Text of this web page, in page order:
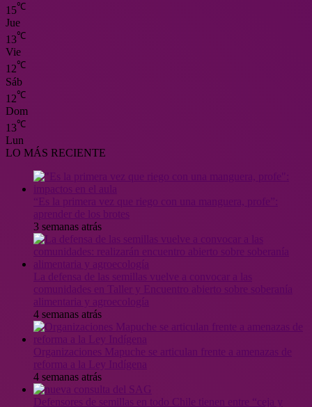
15℃
Jue
13℃
Vie
12℃
Sáb
12℃
Dom
13℃
Lun
LO MÁS RECIENTE
3 semanas atrás
alimentaria y agroecología
4 semanas atrás
Organizaciones Mapuche se articulan frente a amenazas de
reforma a la Ley Indígena
4 semanas atrás
Defensores de semillas en todo Chile tienen entre “ceja y